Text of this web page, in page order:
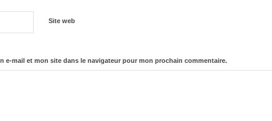
Site web
e-mail et mon site dans le navigateur pour mon prochain commentaire.